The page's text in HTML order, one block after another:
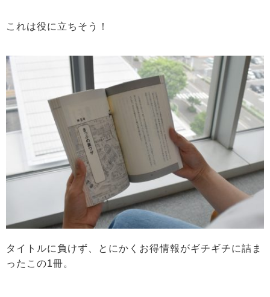
これは役に立ちそう！
タイトルに負けず、とにかくお得情報がギチギチに詰ま
ったこの1冊。